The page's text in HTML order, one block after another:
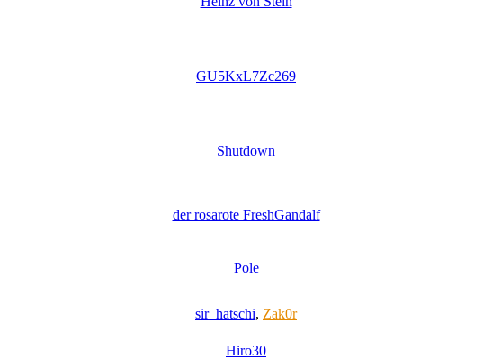
GU5KxL7Zc269
Shutdown
der rosarote FreshGandalf
Pole
sir_hatschi, Zak0r
Hiro30